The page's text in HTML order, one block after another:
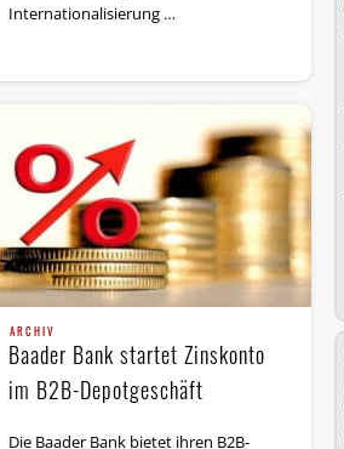
Internationalisierung …
ARCHIV
Baader Bank startet Zinskonto
im B2B-Depotgeschäft
Die Baader Bank bietet ihren B2B-